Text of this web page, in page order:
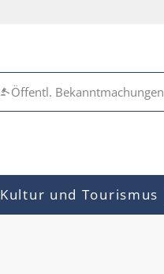
Öffentl. Bekanntmachungen
Kultur und Tourismus